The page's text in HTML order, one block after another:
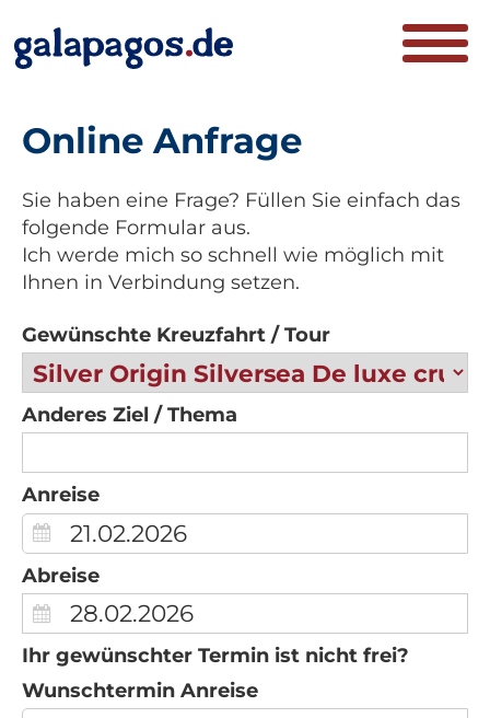
Online Anfrage
Sie haben eine Frage? Füllen Sie einfach das
folgende Formular aus.
Ich werde mich so schnell wie möglich mit
Ihnen in Verbindung setzen.
Gewünschte Kreuzfahrt / Tour
Anderes Ziel / Thema
Anreise
Abreise
Ihr gewünschter Termin ist nicht frei?
Wunschtermin Anreise